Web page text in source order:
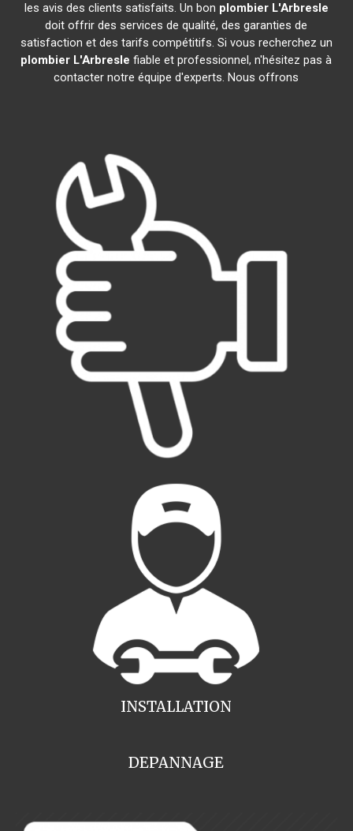
les avis des clients satisfaits. Un bon plombier L'Arbresle
doit offrir des services de qualité, des garanties de
satisfaction et des tarifs compétitifs. Si vous recherchez un
plombier L'Arbresle fiable et professionnel, n'hésitez pas à
contacter notre équipe d'experts. Nous offrons
INSTALLATION
DEPANNAGE